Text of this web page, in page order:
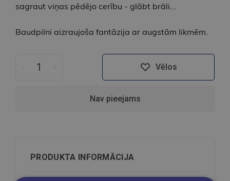
sagraut viņas pēdējo cerību - glābt brāli...
Baudpilni aizraujoša fantāzija ar augstām likmēm.
Vēlos
Nav pieejams
PRODUKTA INFORMĀCIJA